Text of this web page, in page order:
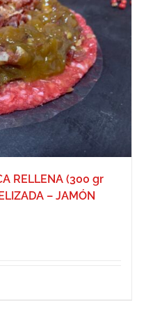
RELLENA (300 gr
– JAMÓN